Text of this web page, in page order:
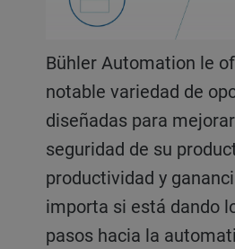
Bühler Automation le ofrece una
notable variedad de
diseñadas para
seguridad de su
productividad y
importa si está dando
pasos hacia la